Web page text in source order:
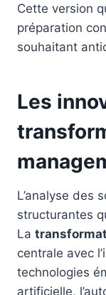
Cette version
préparation
souhaitant
Les
L’analyse des
structurantes
La
centrale avec
technologies
artificielle,